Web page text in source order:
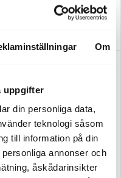
Om
uppgifter
din personliga data,
teknologi såsom
till information på din
annonser och
åskådarinsikter
tig